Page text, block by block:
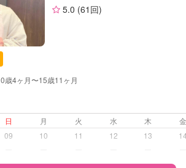
5.0 (61回)
0歳4ヶ月〜15歳11ヶ月
日 月 火 水 木
09 10 11 12 13